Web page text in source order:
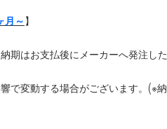
月～ 】
期はお支払後にメーカーへ発注し
で変動する場合がございます。(※